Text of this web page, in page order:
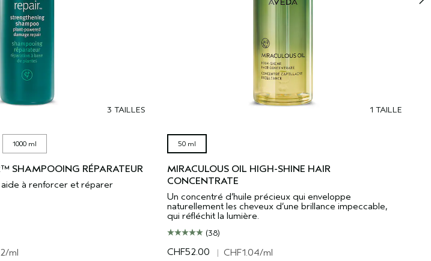
3 TAILLES
1000 ml
SHAMPOOING RÉPARATEUR
à renforcer et réparer
/ml
1 TAILLE
50 ml
MIRACULOUS OIL HIGH-SHINE HAIR
CONCENTRATE
Un concentré d’huile précieux qui enveloppe
naturellement les cheveux d’une brillance impeccable,
qui réfléchit la lumière.
(38)
CHF52.00 | CHF1.04/ml